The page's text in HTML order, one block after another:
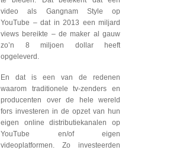
video als Gangnam Style op
YouTube – dat in 2013 een miljard
views bereikte – de maker al gauw
zo’n 8 miljoen dollar heeft
opgeleverd.
En dat is een van de redenen
waarom traditionele tv-zenders en
producenten over de hele wereld
fors investeren in de opzet van hun
eigen online distributiekanalen op
YouTube en/of eigen
videoplatformen. Zo investeerden